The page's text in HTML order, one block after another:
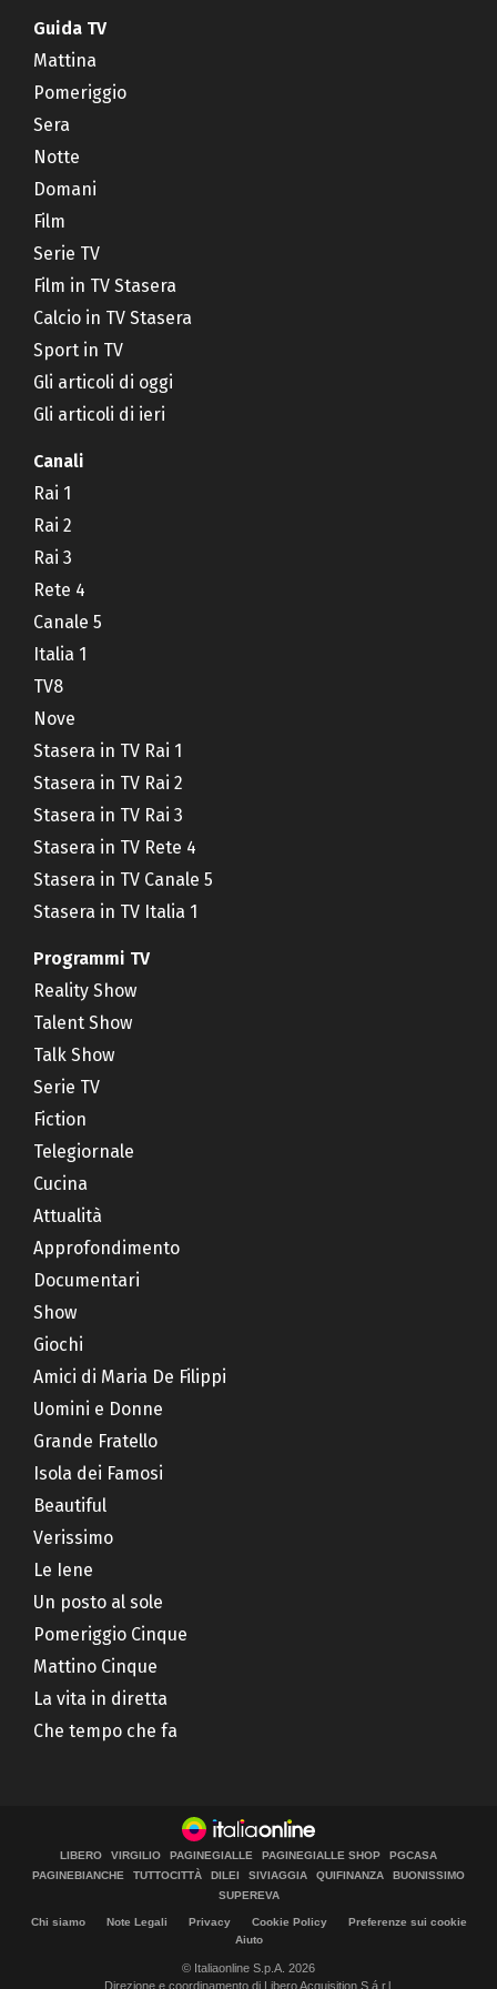
Guida TV
Mattina
Pomeriggio
Sera
Notte
Domani
Film
Serie TV
Film in TV Stasera
Calcio in TV Stasera
Sport in TV
Gli articoli di oggi
Gli articoli di ieri
Canali
Rai 1
Rai 2
Rai 3
Rete 4
Canale 5
Italia 1
TV8
Nove
Stasera in TV Rai 1
Stasera in TV Rai 2
Stasera in TV Rai 3
Stasera in TV Rete 4
Stasera in TV Canale 5
Stasera in TV Italia 1
Programmi TV
Reality Show
Talent Show
Talk Show
Serie TV
Fiction
Telegiornale
Cucina
Attualità
Approfondimento
Documentari
Show
Giochi
Amici di Maria De Filippi
Uomini e Donne
Grande Fratello
Isola dei Famosi
Beautiful
Verissimo
Le Iene
Un posto al sole
Pomeriggio Cinque
Mattino Cinque
La vita in diretta
Che tempo che fa
LIBERO VIRGILIO PAGINEGIALLE PAGINEGIALLE SHOP
PGCASA
PAGINEBIANCHE
TUTTOCITTÀ DILEI SIVIAGGIA QUIFINANZA
BUONISSIMO
SUPEREVA
Chi siamo Note Legali Privacy Cookie Policy
Preferenze sui cookie
Aiuto
© Italiaonline S.p.A. 2026
Direzione e coordinamento di Libero Acquisition S.á r.l.